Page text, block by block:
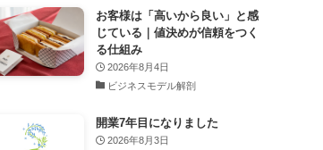
お客様は「高いから良い」と感
じている｜値決めが信頼をつく
る仕組み
2026年8月4日
ビジネスモデル解剖
開業7年目になりました
2026年8月3日